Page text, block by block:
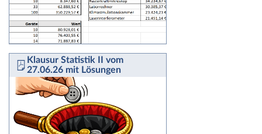
Klausur Statistik II vom
27.06.26 mit Lösungen